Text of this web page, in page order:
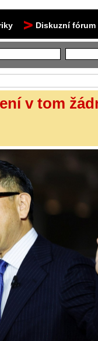
Diskuzní fórum
v tom